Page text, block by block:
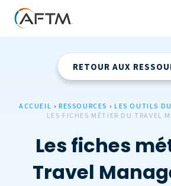
RETOUR AUX
ACCUEIL ›RESSOURCES › LES OUTILS
LES FICHES MÉTIER DU TRAVEL
Les fiches
Travel